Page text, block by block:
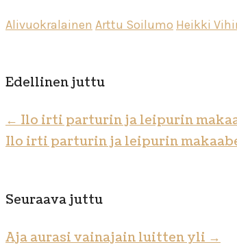
Alivuokralainen Arttu Soilumo Heikki
Edellinen juttu
← Ilo irti parturin ja leipurin
Ilo irti parturin ja leipurin
Seuraava juttu
Aja aurasi vainajain luitten yli →